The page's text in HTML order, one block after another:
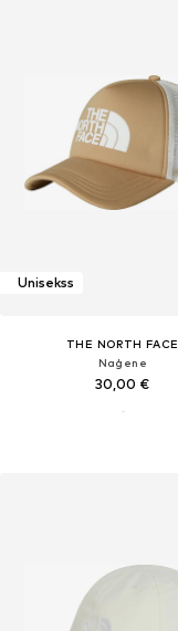
Unisekss
THE NORTH FACE
Naģene
30,00 €